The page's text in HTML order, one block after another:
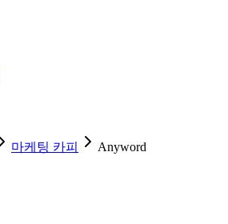
마케팅 카피 Anyword